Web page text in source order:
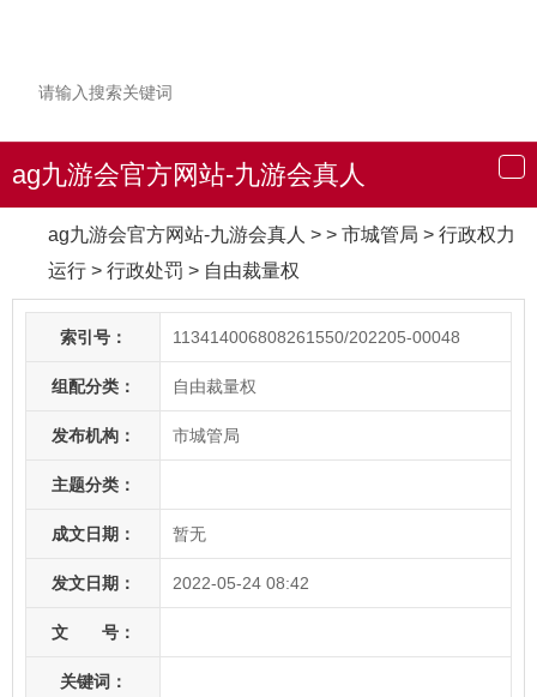
导
航
ag九游会官方网站-九游会真人
ag九游会官方网站-九游会真人 > > 市城管局 > 行政权力
运行 > 行政处罚 > 自由裁量权
索引号： 113414006808261550/202205-00048
组配分类： 自由裁量权
发布机构： 市城管局
主题分类：
成文日期： 暂无
发文日期： 2022-05-24 08:42
文 号：
关键词：